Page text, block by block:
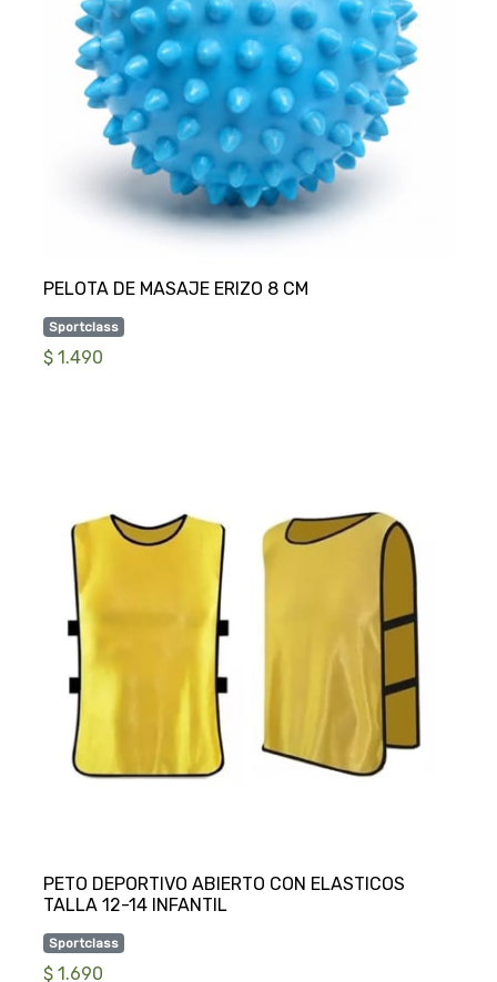
Sportclass
$ 1.490
PETO DEPORTIVO ABIERTO CON ELASTICOS
Sportclass
$ 1.690